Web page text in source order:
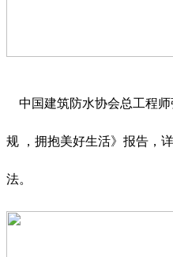
中国建筑防水协会总工程师
规 ，拥抱美好生活》报告，
法。